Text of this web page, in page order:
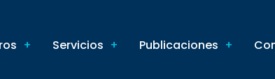
Servicios Publicaciones